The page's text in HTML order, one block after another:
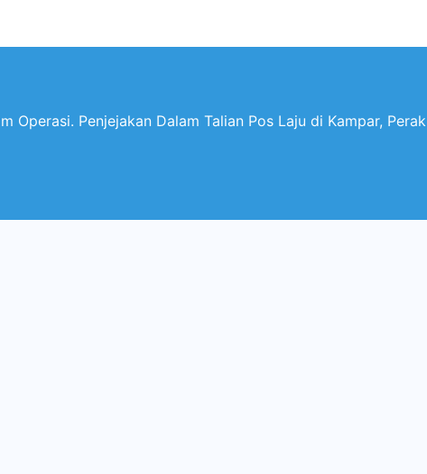
Operasi. Penjejakan Dalam Talian Pos Laju di Kampar, Perak